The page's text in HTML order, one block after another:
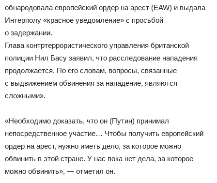
обнародовала европейский ордер на арест (EAW) и выдала
Интерполу «красное уведомление» с просьбой
о задержании.
Глава контртеррористического управления британской
полиции Нил Басу заявил, что расследование нападения
продолжается. По его словам, вопросы, связанные
с выдвижением обвинения за нападение, являются
сложными».
«Необходимо доказать, что он (Путин) принимал
непосредственное участие… Чтобы получить европейский
ордер на арест, нужно иметь дело, за которое можно
обвинить в этой стране. У нас пока нет дела, за которое
можно обвинить», — отметил он.